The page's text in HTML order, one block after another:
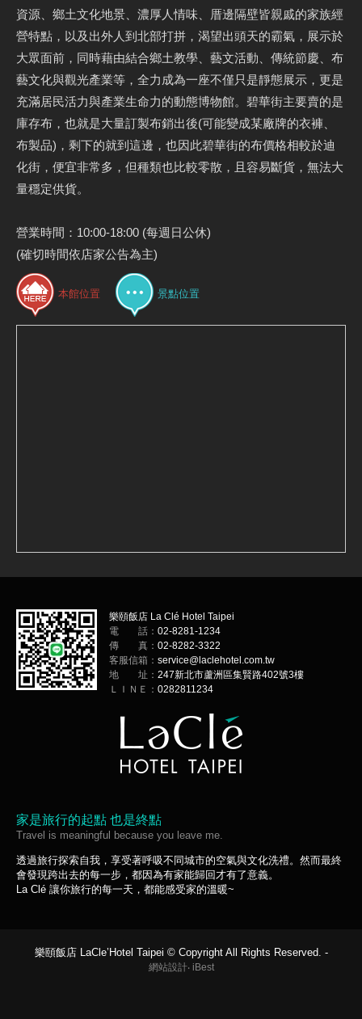
資源、鄉土文化地景、濃厚人情味、厝邊隔壁皆親戚的家族經
營特點，以及出外人到北部打拼，渴望出頭天的霸氣，展示於
大眾面前，同時藉由結合鄉土教學、藝文活動、傳統節慶、布
藝文化與觀光產業等，全力成為一座不僅只是靜態展示，更是
充滿居民活力與產業生命力的動態博物館。碧華街主要賣的是
庫存布，也就是大量訂製布銷出後(可能變成某廠牌的衣褲、
布製品)，剩下的就到這邊，也因此碧華街的布價格相較於迪
化街，便宜非常多，但種類也比較零散，且容易斷貨，無法大
量穩定供貨。
營業時間：10:00-18:00 (每週日公休)
(確切時間依店家公告為主)
本館位置 景點位置
樂頤飯店 La Clé Hotel Taipei
電 話： 02-8281-1234
傳 真： 02-8282-3322
客服信箱： service@laclehotel.com.tw
地 址： 247新北市蘆洲區集賢路402號3樓
ＬＩＮＥ： 0282811234
家是旅行的起點 也是終點
Travel is meaningful because you leave me.
透過旅行探索自我，享受著呼吸不同城市的空氣與文化洗禮。然而最終
會發現跨出去的每一步，都因為有家能歸回才有了意義。
La Clé 讓你旅行的每一天，都能感受家的溫暖~
樂頤飯店 LaCle’Hotel Taipei © Copyright All Rights Reserved. -
網站設計‧ iBest